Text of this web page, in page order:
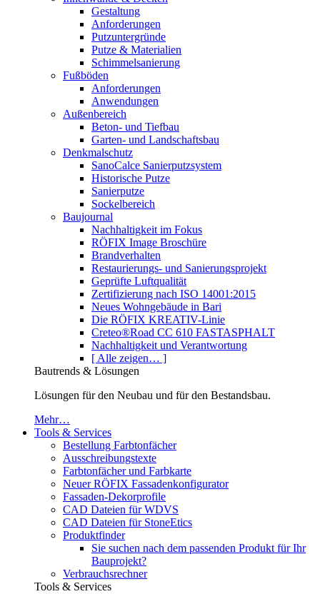
Gestaltung
Anforderungen
Putzuntergründe
Putze & Materialien
Schimmelsanierung
Fußböden
Anforderungen
Anwendungen
Außenbereich
Beton- und Tiefbau
Garten- und Landschaftsbau
Denkmalschutz
SanoCalce Sanierputzsystem
Historische Putze
Sanierputze
Sockelbereich
Baujournal
Nachhaltigkeit im Fokus
RÖFIX Image Broschüre
Brandverhalten
Restaurierungs- und Sanierungsprojekt
Geprüfte Luftqualität
Zertifizierung nach ISO 14001:2015
Neues Wohngebäude in Bari
Die RÖFIX KREATIV-Linie
Creteo®Road CC 610 FASTASPHALT
Nachhaltigkeit und Verantwortung
[ Alle zeigen… ]
Bautrends & Lösungen
Lösungen für den Neubau und für den Bestandsbau.
Mehr…
Tools & Services
Bestellung Farbtonfächer
Ausschreibungstexte
Farbtonfächer und Farbkarte
Neuer RÖFIX Fassadenkonfigurator
Fassaden-Dekorprofile
CAD Dateien für WDVS
CAD Dateien für StoneEtics
Produktfinder
Sie suchen nach dem passenden Produkt für Ihr
Bauprojekt?
Verbrauchsrechner
Tools & Services